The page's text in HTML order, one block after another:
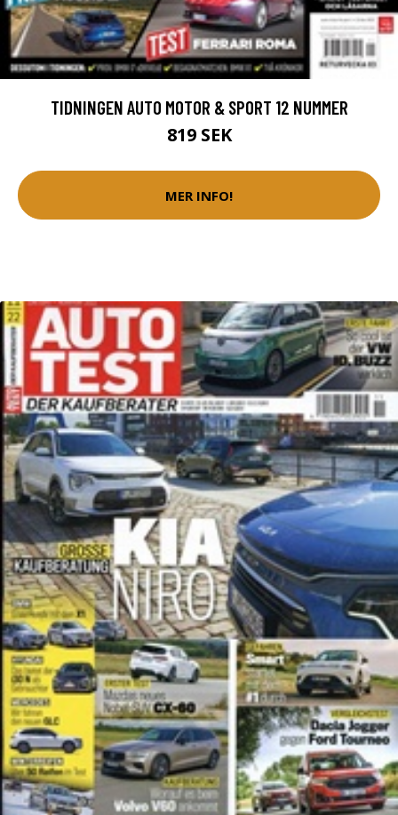
TIDNINGEN AUTO MOTOR & SPORT 12 NUMMER
819 SEK
MER INFO!